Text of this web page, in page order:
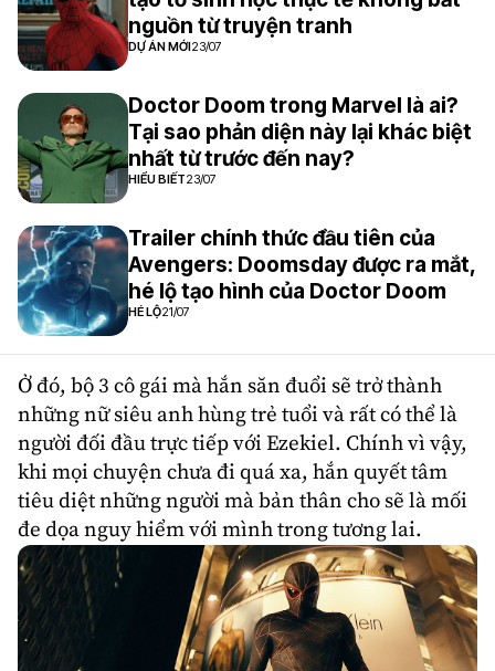
nguồn từ truyện tranh
DỰ ÁN MỚI23/07
Doctor Doom trong Marvel là ai?
Tại sao phản diện này lại khác biệt
nhất từ trước đến nay?
HIỂU BIẾT23/07
Trailer chính thức đầu tiên của
Avengers: Doomsday được ra mắt,
hé lộ tạo hình của Doctor Doom
HÉ LỘ21/07
Ở đó, bộ 3 cô gái mà hắn săn đuổi sẽ trở thành
những nữ siêu anh hùng trẻ tuổi và rất có thể là
người đối đầu trực tiếp với Ezekiel. Chính vì vậy,
khi mọi chuyện chưa đi quá xa, hắn quyết tâm
tiêu diệt những người mà bản thân cho sẽ là mối
đe dọa nguy hiểm với mình trong tương lai.